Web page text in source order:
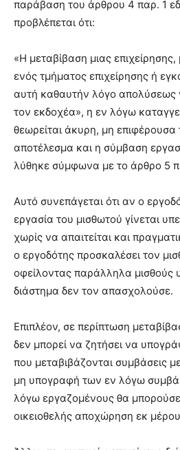
παράβαση του άρθρου 4 παρ. 1
προβλέπεται ότι:
«Η μεταβίβαση μιας
ενός τμήματος επιχείρησης ή
αυτή καθαυτήν λόγο απολύσεως
τον εκδοχέα», η εν λόγω
θεωρείται άκυρη, μη επιφέρουσα
αποτέλεσμα και η σύμβαση
λύθηκε σύμφωνα με το άρθρο 5
Αυτό συνεπάγεται ότι αν ο
εργασία του μισθωτού γίνεται
χωρίς να απαιτείται και
ο εργοδότης προσκαλέσει τον
οφείλοντας παράλληλα μισθούς
διάστημα δεν τον απασχολούσε.
Επιπλέον, σε περίπτωση
δεν μπορεί να ζητήσει να
που μεταβιβάζονται συμβάσεις
μη υπογραφή των εν λόγω
λόγω εργαζομένους θα
οικειοθελής αποχώρηση εκ